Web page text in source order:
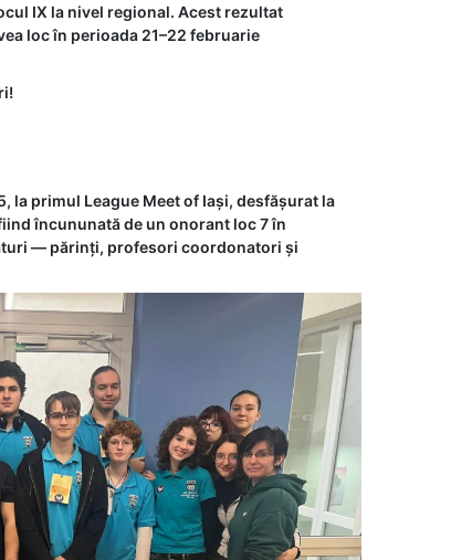
IX la nivel regional. Acest rezultat
loc în perioada 21–22 februarie
la primul League Meet of Iași, desfășurat la
încununată de un onorant loc 7 în
— părinți, profesori coordonatori și